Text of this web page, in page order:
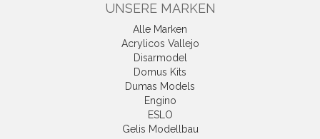
UNSERE MARKEN
Alle Marken
Acrylicos Vallejo
Disarmodel
Domus Kits
Dumas Models
Engino
ESLO
Gelis Modellbau